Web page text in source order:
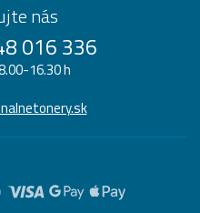
nás
016 336
16.30 h